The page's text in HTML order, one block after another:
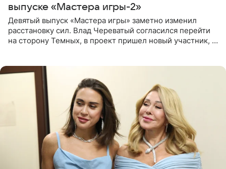
выпуске «Мастера игры-2»
Девятый выпуск «Мастера игры» заметно изменил
расстановку сил. Влад Череватый согласился перейти
на сторону Темных, в проект пришел новый участник, а